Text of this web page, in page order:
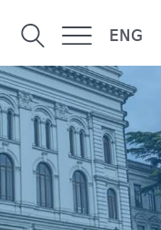
ENG